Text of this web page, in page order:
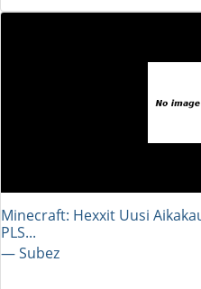
Minecraft: Hexxit Uusi
PLS...
― Subez